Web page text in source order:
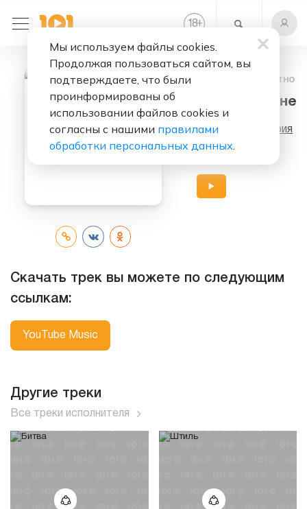
18+
Слушать бесплатно
Дай Руку Мне
Исполнители: Ария
Скачать трек вы можете по следующим
ссылкам:
YouTube Music
Другие треки
Все треки исполнителя
Мы используем файлы cookies.
Продолжая пользоваться сайтом, вы
подтверждаете, что были
проинформированы об
использовании файлов cookies и
согласны с нашими правилами
обработки персональных данных.